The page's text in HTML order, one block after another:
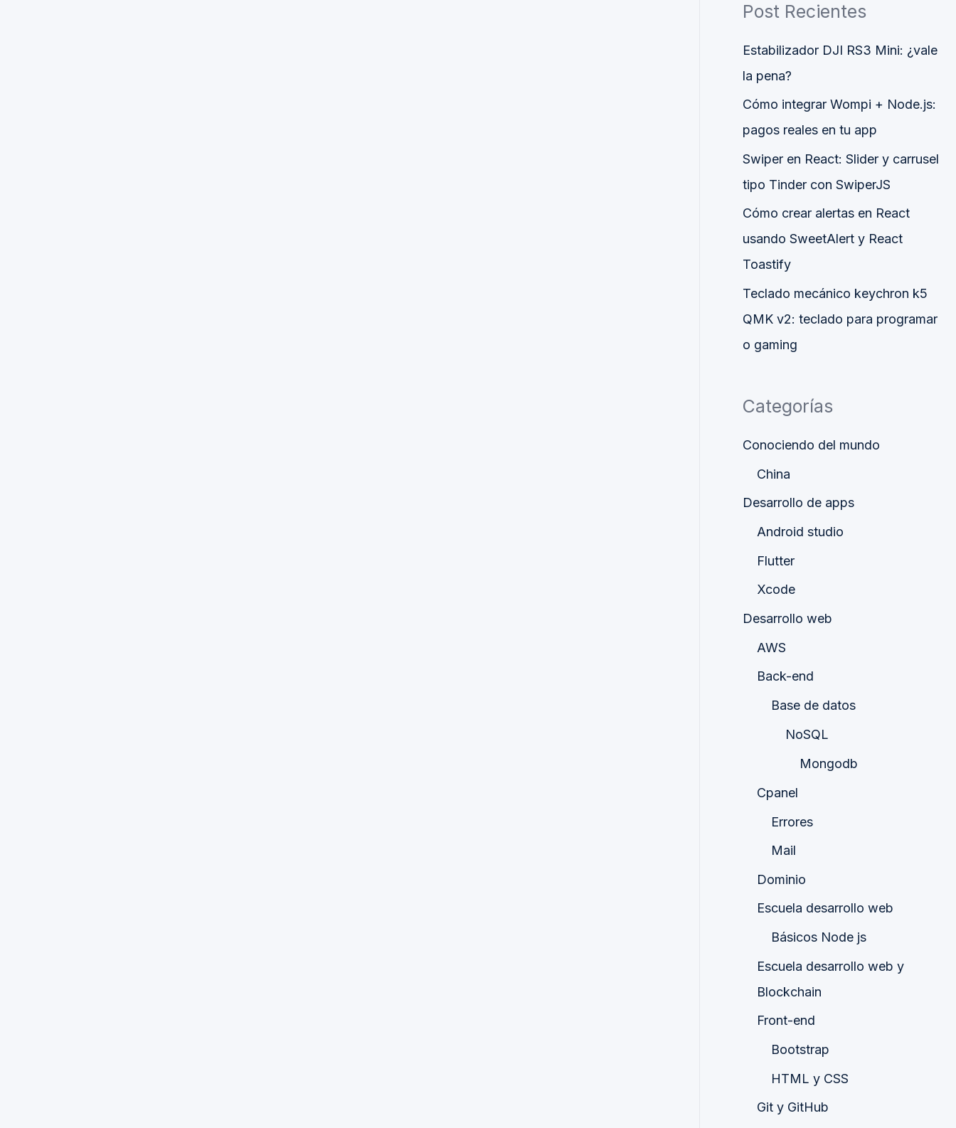
Post Recientes
Estabilizador DJI RS3 Mini: ¿vale
la pena?
Cómo integrar Wompi + Node.js:
pagos reales en tu app
Swiper en React: Slider y carrusel
tipo Tinder con SwiperJS
Cómo crear alertas en React
usando SweetAlert y React
Toastify
Teclado mecánico keychron k5
QMK v2: teclado para programar
o gaming
Categorías
Conociendo del mundo
China
Desarrollo de apps
Android studio
Flutter
Xcode
Desarrollo web
AWS
Back-end
Base de datos
NoSQL
Mongodb
Cpanel
Errores
Mail
Dominio
Escuela desarrollo web
Básicos Node js
Escuela desarrollo web y
Blockchain
Front-end
Bootstrap
HTML y CSS
Git y GitHub